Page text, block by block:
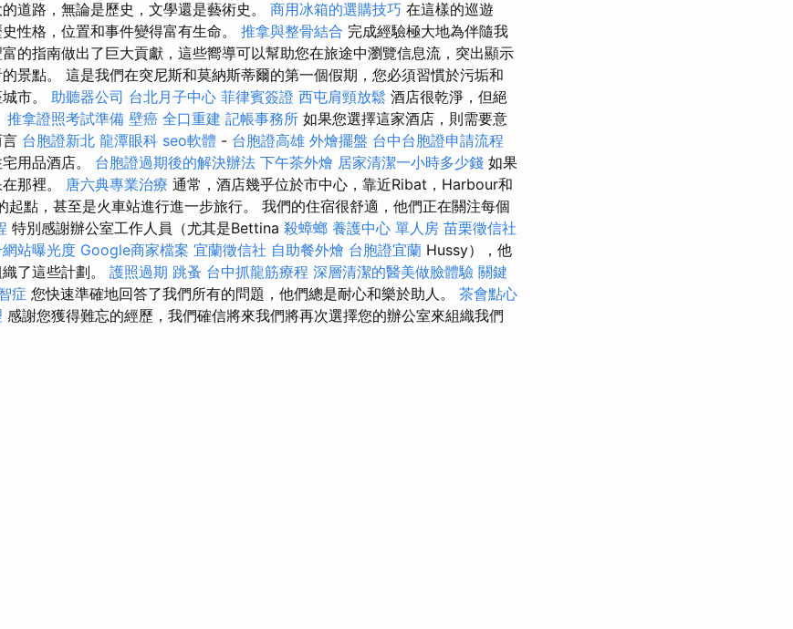
道路，無論是歷史，文學還是藝術史。 商用冰箱的選購技巧 在這樣的巡遊
性格，位置和事件變得富有生命。 推拿與整骨結合 完成經驗極大地為伴隨我
的指南做出了巨大貢獻，這些嚮導可以幫助您在旅途中瀏覽信息流，突出顯示
景點。 這是我們在突尼斯和莫納斯蒂爾的第一個假期，您必須習慣於污垢和
市。 助聽器公司 台北月子中心 菲律賓簽證 西屯肩頸放鬆 酒店很乾淨，但絕
推拿證照考試準備 壁癌 全口重建 記帳事務所 如果您選擇這家酒店，則需要意
台胞證新北 龍潭眼科 seo軟體 - 台胞證高雄 外燴擺盤 台中台胞證申請流程
用品酒店。 台胞證過期後的解決辦法 下午茶外燴 居家清潔一小時多少錢 如果
那裡。
唐六典專業治療 通常，酒店幾乎位於市中心，靠近Ribat，Harbour和
起點，甚至是火車站進行進一步旅行。 我們的住宿很舒適，他們正在關注每個
特別感謝辦公室工作人員（尤其是Bettina 殺蟑螂 養護中心 單人房 苗栗徵信社
站曝光度 Google商家檔案 宜蘭徵信社 自助餐外燴 台胞證宜蘭 Hussy），他
了這些計劃。 護照過期 跳蚤 台中抓龍筋療程 深層清潔的醫美做臉體驗 關鍵
症 您快速準確地回答了我們所有的問題，他們總是耐心和樂於助人。 茶會點心
感謝您獲得難忘的經歷，我們確信將來我們將再次選擇您的辦公室來組織我們